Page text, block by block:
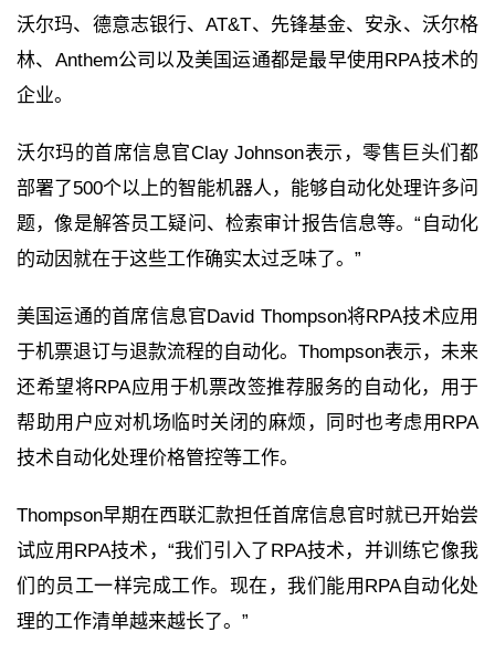
沃尔玛、德意志银行、AT&T、先锋基金、安永、沃尔格
林、Anthem公司以及美国运通都是最早使用RPA技术的
企业。
沃尔玛的首席信息官Clay Johnson表示，零售巨头们都
部署了500个以上的智能机器人，能够自动化处理许多问
题，像是解答员工疑问、检索审计报告信息等。“自动化
的动因就在于这些工作确实太过乏味了。”
美国运通的首席信息官David Thompson将RPA技术应用
于机票退订与退款流程的自动化。Thompson表示，未来
还希望将RPA应用于机票改签推荐服务的自动化，用于
帮助用户应对机场临时关闭的麻烦，同时也考虑用RPA
技术自动化处理价格管控等工作。
Thompson早期在西联汇款担任首席信息官时就已开始尝
试应用RPA技术，“我们引入了RPA技术，并训练它像我
们的员工一样完成工作。现在，我们能用RPA自动化处
理的工作清单越来越长了。”